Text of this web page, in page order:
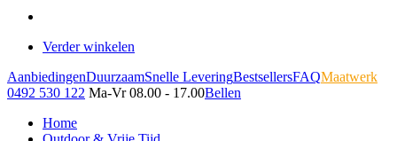
Verder winkelen
AanbiedingenDuurzaamSnelle LeveringBestsellersFAQMaatwerk
0492 530 122 Ma-Vr 08.00 - 17.00Bellen
Home